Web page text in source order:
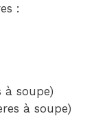
:
soupe)
à soupe)